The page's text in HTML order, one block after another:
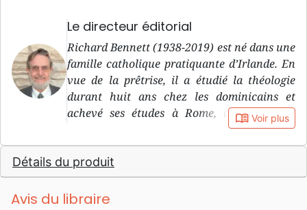
Le directeur éditorial
Richard Bennett (1938-2019) est né dans une
famille catholique pratiquante d’Irlande. En
vue de la prêtrise, il a étudié la théologie
durant huit ans chez les dominicains et
achevé ses études à Rome, à l’Université
Angelicum . Il a ensuite passé 20 ans à la tête
d’une paroisse à Trinité-et-Tobago. C’est en
1986 qu’il a connu le salut par grâce et
quitté l’Eglise catholique ainsi que la
prêtrise.
book_open Voir plus
Détails du produit
Avis du libraire